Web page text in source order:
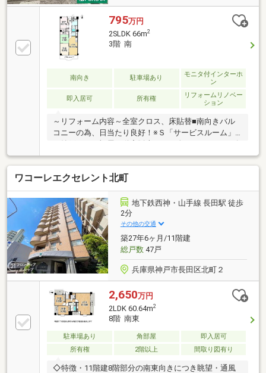
795万円
2SLDK 66m2
3階 南
南向き 駐車場あり
モニタ付インターホ
ン
即入居可 所有権
リフォームリノベー
ション
～リフォーム内容～全室クロス、床貼替■南向きバル
コニーの為、日当たり良好！※Ｓ「サービスルーム」
は納戸です。福屋不動産販売では、次のようなニーズ
にもお応えしています。◆ お家さがしの段取りを知り
たい◆ご検討からご契約までの一連の流れをご説明し
ます。初めての住まい購入のご参考にしてください
♪◆ 予算を知りたい◆収入や家賃から予算やローン金
額のシミュレーションをします。物件購入の際に不安
となる諸費用や税金のことにお答えします。その他リ
フォーム・住み替えのお悩みなど幅広くお手伝いさせ
ていただきます。お家さがしをし始めてすぐの方もお
気軽にお問合せください♪
ワコーレエクセレント北町
地下鉄西神・山手線 長田駅 徒歩
2分
その他の交通
築27年6ヶ月/11階建
総戸数47戸
兵庫県神戸市長田区北町２
2,650万円
2LDK 60.64m2
8階 南東
駐車場あり 角部屋
即入居可
所有権
2階以上 間取り図有り
◇特徴・11階建8階部分の南東向きにつき眺望・通風